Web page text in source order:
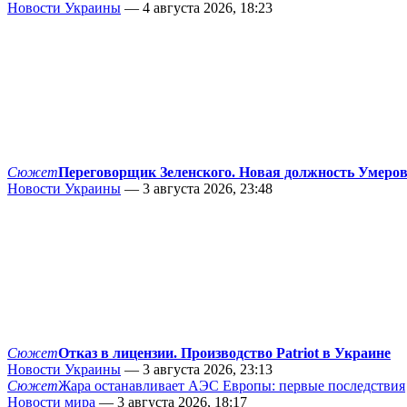
Новости Украины — 4 августа 2026, 18:23
СюжетПереговорщик Зеленского. Новая должность
Новости Украины — 3 августа 2026, 23:48
СюжетОтказ в лицензии. Производство Patriot в Украине
Новости Украины — 3 августа 2026, 23:13
СюжетЖара останавливает АЭС Европы: первые последствия
Новости мира — 3 августа 2026, 18:17